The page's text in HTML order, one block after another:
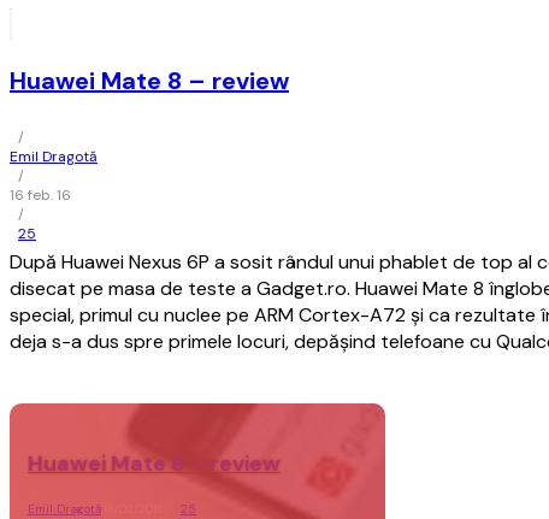
Huawei Mate 8 – review
/
Emil Dragotă
/
16 feb. 16
/
25
După Huawei Nexus 6P a sosit rândul unui phablet de top al
disecat pe masa de teste a Gadget.ro. Huawei Mate 8
special, primul cu nuclee pe ARM Cortex-A72 și ca rezultate
deja s-a dus spre primele locuri, depășind telefoane cu
Huawei Mate 8 – review
Emil Dragotă 25